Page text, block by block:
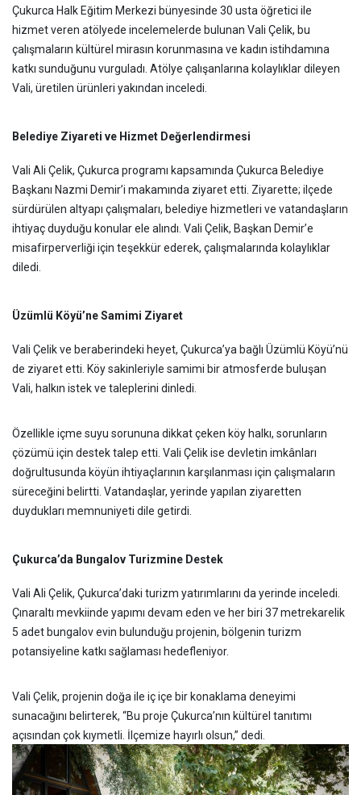
Çukurca Halk Eğitim Merkezi bünyesinde 30 usta öğretici ile
hizmet veren atölyede incelemelerde bulunan Vali Çelik, bu
çalışmaların kültürel mirasın korunmasına ve kadın istihdamına
katkı sunduğunu vurguladı. Atölye çalışanlarına kolaylıklar dileyen
Vali, üretilen ürünleri yakından inceledi.
Belediye Ziyareti ve Hizmet Değerlendirmesi
Vali Ali Çelik, Çukurca programı kapsamında Çukurca Belediye
Başkanı Nazmi Demir’i makamında ziyaret etti. Ziyarette; ilçede
sürdürülen altyapı çalışmaları, belediye hizmetleri ve vatandaşların
ihtiyaç duyduğu konular ele alındı. Vali Çelik, Başkan Demir’e
misafirperverliği için teşekkür ederek, çalışmalarında kolaylıklar
diledi.
Üzümlü Köyü’ne Samimi Ziyaret
Vali Çelik ve beraberindeki heyet, Çukurca’ya bağlı Üzümlü Köyü’nü
de ziyaret etti. Köy sakinleriyle samimi bir atmosferde buluşan
Vali, halkın istek ve taleplerini dinledi.
Özellikle içme suyu sorununa dikkat çeken köy halkı, sorunların
çözümü için destek talep etti. Vali Çelik ise devletin imkânları
doğrultusunda köyün ihtiyaçlarının karşılanması için çalışmaların
süreceğini belirtti. Vatandaşlar, yerinde yapılan ziyaretten
duydukları memnuniyeti dile getirdi.
Çukurca’da Bungalov Turizmine Destek
Vali Ali Çelik, Çukurca’daki turizm yatırımlarını da yerinde inceledi.
Çınaraltı mevkiinde yapımı devam eden ve her biri 37 metrekarelik
5 adet bungalov evin bulunduğu projenin, bölgenin turizm
potansiyeline katkı sağlaması hedefleniyor.
Vali Çelik, projenin doğa ile iç içe bir konaklama deneyimi
sunacağını belirterek, “Bu proje Çukurca’nın kültürel tanıtımı
açısından çok kıymetli. İlçemize hayırlı olsun,” dedi.